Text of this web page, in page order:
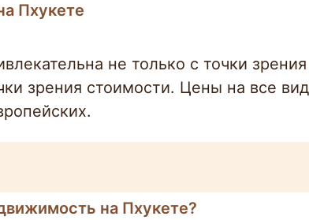
Пхукете
не только с точки зрения
зрения стоимости. Цены на все
на Пхукете?